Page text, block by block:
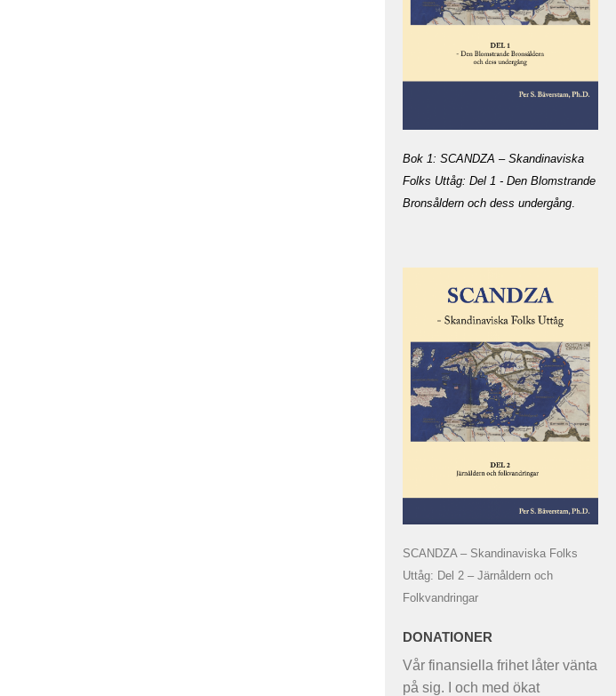
Bok 1: SCANDZA – Skandinaviska
Folks Uttåg: Del 1 - Den Blomstrande
Bronsåldern och dess undergång.
SCANDZA – Skandinaviska Folks
Uttåg: Del 2 – Järnåldern och
Folkvandringar
DONATIONER
Vår finansiella frihet låter vänta
på sig. I och med ökat